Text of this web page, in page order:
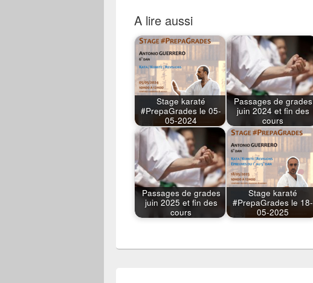
A lire aussi
Stage karaté
#PrepaGrades le 05-
05-2024
Passages de grades
juin 2024 et fin des
cours
Passages de grades
juin 2025 et fin des
cours
Stage karaté
#PrepaGrades le 18-
05-2025